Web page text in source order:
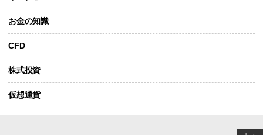
お金の知識
CFD
株式投資
仮想通貨